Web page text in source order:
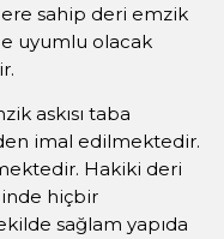
sahip deri emzik
uyumlu olacak
askısı taba
imal edilmektedir.
Hakiki deri
hiçbir
sağlam yapıda